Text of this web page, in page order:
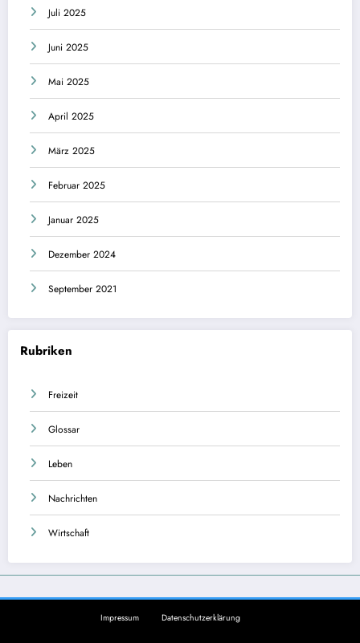
Juli 2025
Juni 2025
Mai 2025
April 2025
März 2025
Februar 2025
Januar 2025
Dezember 2024
September 2021
Rubriken
Freizeit
Glossar
Leben
Nachrichten
Wirtschaft
Impressum Datenschutzerklärung